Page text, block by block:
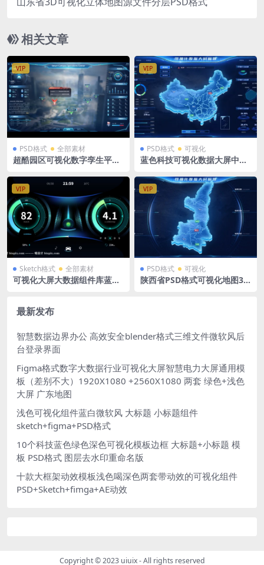
相关文章
VIP
PSD格式 全部素材
超酷园区可视化数字孪生平台
VIP
PSD格式 可视化
蓝色科技可视化数据大屏中国
件 1920*1080px分辨率
VIP
Sketch格式 全部素材
可视化大屏大数据组件库蓝色
VIP
PSD格式 可视化
陕西省PSD格式可视化地图3D
最新发布
智慧数据边界办公 高效安全blender格式三维文件微软风后
台登录界面
Figma格式数字大数据行业可视化大屏智慧电力大屏通用模
板（差别不大）1920X1080 +2560X1080 两套 绿色+浅色
大屏 广东地图
浅色可视化组件蓝白微软风 大标题 小标题组件
sketch+figma+PSD格式
10个科技蓝色绿色深色可视化模板边框 大标题+小标题 模
板 PSD格式 图层去水印重命名版
十款大框架动效模板浅色喝深色两套带动效的可视化组件
PSD+Sketch+fimga+AE动效
Copyright © 2023 uiuix- All rights reserved